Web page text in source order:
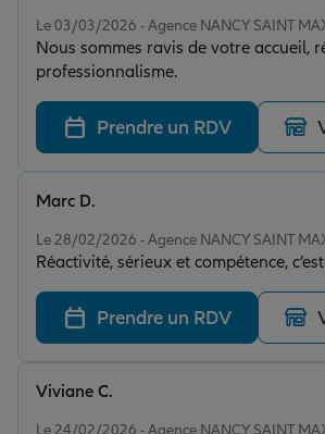
Le 03/03/2026 - Agence NANCY SAINT
Nous sommes ravis de votre accueil,
professionnalisme.
Prendre un RDV
Le 28/02/2026 - Agence NANCY SAINT
Réactivité, sérieux et compétence,
Marc D.
Prendre un RDV
Viviane C.